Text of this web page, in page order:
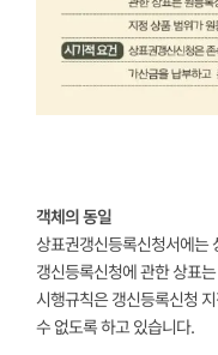
객체의 동일
상표권갱신등록신청서에는
갱신등록신청에 관한 상표
시행규칙은 갱신등록신청
수 없도록 하고 있습니다.